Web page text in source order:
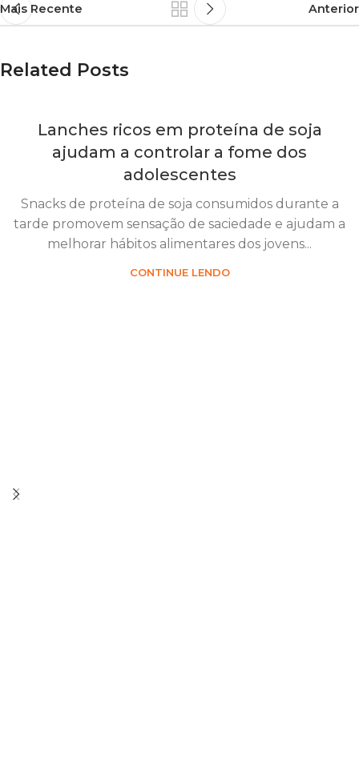
Mais Recente Anterior
Related Posts
Lanches ricos em proteína de soja
ajudam a controlar a fome dos
adolescentes
Snacks de proteína de soja consumidos durante a
tarde promovem sensação de saciedade e ajudam a
melhorar hábitos alimentares dos jovens...
CONTINUE LENDO